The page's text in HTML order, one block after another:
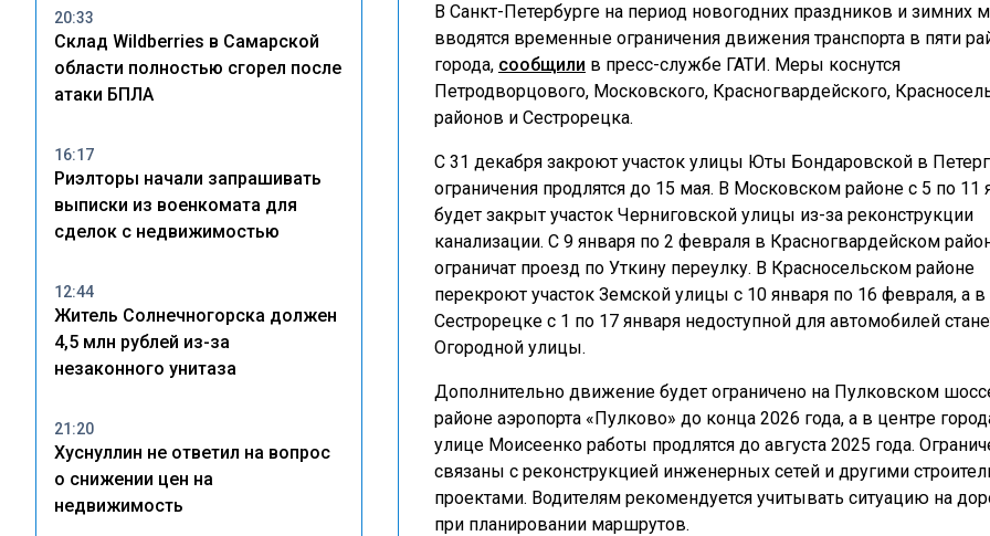
20:33
Склад Wildberries в Самарской
области полностью сгорел после
атаки БПЛА
16:17
Риэлторы начали запрашивать
выписки из военкомата для
сделок с недвижимостью
12:44
Житель Солнечногорска должен
4,5 млн рублей из-за
незаконного унитаза
21:20
Хуснуллин не ответил на вопрос
о снижении цен на
недвижимость
В Санкт-Петербурге на период новогодних праздников и зимних
вводятся временные ограничения движения транспорта в пяти
города, сообщили в пресс-службе ГАТИ. Меры коснутся
Петродворцового, Московского, Красногвардейского,
районов и Сестрорецка.
С 31 декабря закроют участок улицы Юты Бондаровской в
ограничения продлятся до 15 мая. В Московском районе с 5 по 11
будет закрыт участок Черниговской улицы из-за реконструкции
канализации. С 9 января по 2 февраля в Красногвардейском
ограничат проезд по Уткину переулку. В Красносельском районе
перекроют участок Земской улицы с 10 января по 16 февраля, а в
Сестрорецке с 1 по 17 января недоступной для автомобилей
Огородной улицы.
Дополнительно движение будет ограничено на Пулковском
районе аэропорта «Пулково» до конца 2026 года, а в центре
улице Моисеенко работы продлятся до августа 2025 года.
связаны с реконструкцией инженерных сетей и другими
проектами. Водителям рекомендуется учитывать ситуацию на
при планировании маршрутов.